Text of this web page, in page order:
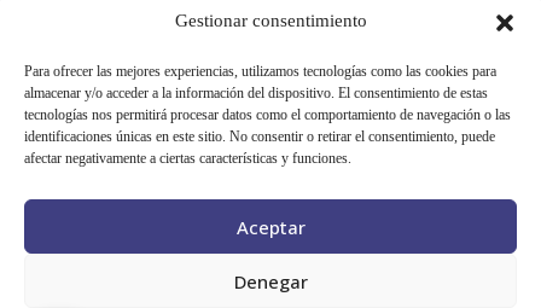
Gestionar consentimiento
Para ofrecer las mejores experiencias, utilizamos tecnologías como las cookies para
almacenar y/o acceder a la información del dispositivo. El consentimiento de estas
tecnologías nos permitirá procesar datos como el comportamiento de navegación o las
identificaciones únicas en este sitio. No consentir o retirar el consentimiento, puede
afectar negativamente a ciertas características y funciones.
Aceptar
Denegar
Política de cookies
Condiciones Generales
Síguenos en redes